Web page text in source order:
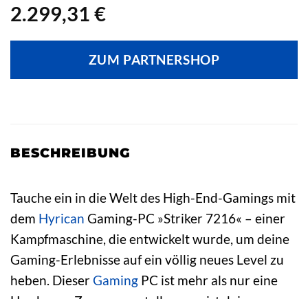
2.299,31 €
ZUM PARTNERSHOP
BESCHREIBUNG
Tauche ein in die Welt des High-End-Gamings mit
dem Hyrican Gaming-PC »Striker 7216« – einer
Kampfmaschine, die entwickelt wurde, um deine
Gaming-Erlebnisse auf ein völlig neues Level zu
heben. DieserGaming PC ist mehr als nur eine